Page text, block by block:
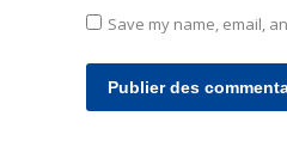
Save my name, email,
Publier des